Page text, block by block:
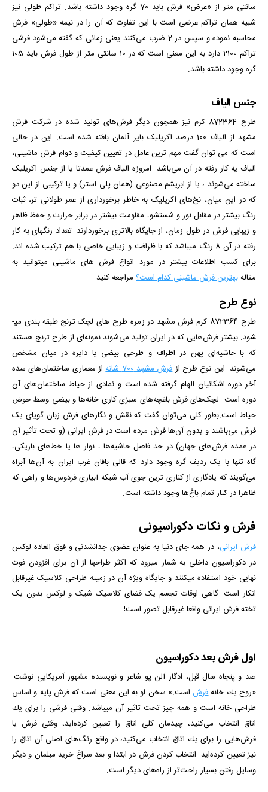
سانتی متر از «عرض» فرش باید 70 گره وجود داشته باشد.
تراکم طولی نیز
شبیه همان تراکم عرضی است با این تفاوت که آن را در نیمه «طولی» فرش
محاسبه نموده و سپس در 2 ضرب می‌کنند
یعنی زمانی که گفته می‌شود فرشی
تراکم 2100 دارد به این معنی است که در 10 سانتی متر از طول فرش باید 105
گره وجود داشته باشد.
جنس الیاف
طرح 872364 کرم
نیز همچون دیگر فرش‌های تولید شده در شرکت فرش
مشهد از الیاف 100 درصد اکریلیک بایر آلمان بافته شده است. این در حالی
است که می توان گفت مهم ترین عامل در تعیین کیفیت و دوام فرش ماشینی،
الیاف یه کار رفته در آن می‌باشد. امروزه الیاف فرش عمدتا یا از جنس اکریلیک
ساخته می‌شوند ، یا از ابریشم مصنوعی (همان پلی استر) و یا ترکیبی از این دو
که در این میان، نخ‌های اکریلیک به خاطر برخورداری از عمر طولانی تر، ثبات
رنگ بیشتر در مقابل نور و شستشو، مقاومت بیشتر در برابر حرارت و حفظ ظاهر
و زیبایی فرش در طول زمان، از جایگاه بالاتری برخوردارند. تعداد رنگ­­های به کار
رفته در آن 8 رنگ می­باشد که با ظرافت و زیبایی خاصی با هم ترکیب شده­ اند.
برای کسب اطلاعات بیشتر در مورد انواع فرش های ماشینی میتوانید به
مقالهبهترین فرش ماشینی کدام است؟ مراجعه کنید.
نوع طرح
طرح 872364 کرم فرش مشهد در زمره طرح های لچک ترنج طبقه بندی می­
شود. بیشتر فرش‌هایی که در ایران تولید می‌شوند نمونه‌ای از طرح ترنج هستند
که با حاشیه‌ای پهن در اطراف و طرحی بیضی یا دایره در میان مشخص
می‌شوند. این نوع طرح ازفرش مشهد 700 شانه از معماری ساختمان‌های سده
آخر دوره اشکانیان الهام گرفته شده است و نمادی از حیاط ساختمان‌های آن
دوره است. لچک‌های فرش باغچه‌های سبزی کاری خانه‌ها و بیضی وسط حوض
حیاط است.بطور کلی می‌توان گفت که نقش و نگارهای فرش زبان گویای یک
فرش می‌باشند و بدون آن‌ها فرش مرده است.در فرش ایرانی (و تحت تأثیر آن
در عمده فرش‌های جهان) در حد فاصل حاشیه‌ها ، نوار ها یا خط‌های باریکی،
‌گاه تنها با یک ردیف گره وجود دارد که قالی بافان غرب ایران به آن‌ها آبراه
می‌گویند که یادگاری از کناری ترین جوی آب شبکه‌ آبیاری فردوس‌ها و راهی که
ظاهرا در کنار تمام باغ‌ها وجود داشته است.
فرش و نکات دکوراسیونی
فرش ایرانی، در همه جای دنیا به عنوان عضوی جدانشدنی و فوق العاده لوکس
در دکوراسیون داخلی به شمار میرود که اکثر طراح­ها از آن برای افزودن فوت
نهایی خود استفاده می­کنند و جایگاه ویژه آن در زمینه طراحی کلاسیک غیرقابل
انکار است. گاهی اوقات تجسم یک فضای کلاسیک شیک و لوکس بدون یک
تخته فرش ایرانی واقعا غیرقابل تصور است!
اول فرش بعد دکوراسیون
صد و پنجاه سال قبل، ادگار آلن پو شاعر و نویسنده مشهور آمریکایی نوشت:
«روح یك خانهفرش است.» سخن او به این معنی است كه فرش پایه و اساس
طراحی خانه است و همه چیز تحت تاثیر آن می­باشد. وقتی فرشی را برای یك
اتاق انتخاب می‌كنید، چیدمان كلی اتاق را تعیین كرده‌اید، وقتی فرش یا
فرش‌هایی را برای یك اتاق انتخاب می‌كنید، در واقع رنگ‌های اصلی آن اتاق را
نیز تعیین كرده‌اید. انتخاب کردن فرش در ابتدا و بعد سراغ خرید مبلمان و دیگر
وسایل رفتن بسیار راحت‌تر از راه‌های دیگر است.